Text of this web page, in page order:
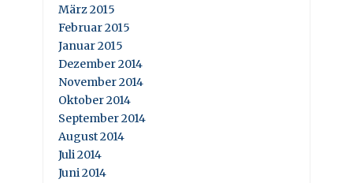
März 2015
Februar 2015
Januar 2015
Dezember 2014
November 2014
Oktober 2014
September 2014
August 2014
Juli 2014
Juni 2014